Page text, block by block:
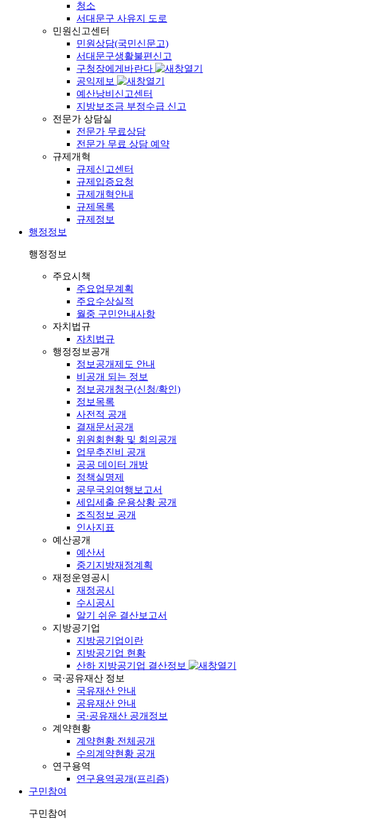
청소
서대문구 사유지 도로
민원신고센터
민원상담(국민신문고)
서대문구생활불편신고
구청장에게바란다
공익제보
예산낭비신고센터
지방보조금 부정수급 신고
전문가 상담실
전문가 무료상담
전문가 무료 상담 예약
규제개혁
규제신고센터
규제입증요청
규제개혁안내
규제목록
규제정보
행정정보
행정정보
주요시책
주요업무계획
주요수상실적
월중 구민안내사항
자치법규
자치법규
행정정보공개
정보공개제도 안내
비공개 되는 정보
정보공개청구(신청/확인)
정보목록
사전적 공개
결재문서공개
위원회현황 및 회의공개
업무추진비 공개
공공 데이터 개방
정책실명제
공무국외여행보고서
세입세출 운용상황 공개
조직정보 공개
인사지표
예산공개
예산서
중기지방재정계획
재정운영공시
재정공시
수시공시
알기 쉬운 결산보고서
지방공기업
지방공기업이란
지방공기업 현황
산하 지방공기업 결산정보
국·공유재산 정보
국유재산 안내
공유재산 안내
국·공유재산 공개정보
계약현황
계약현황 전체공개
수의계약현황 공개
연구용역
연구용역공개(프리즘)
구민참여
구민참여